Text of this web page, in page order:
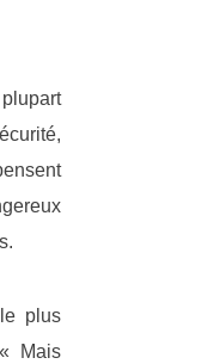
plus
Mais